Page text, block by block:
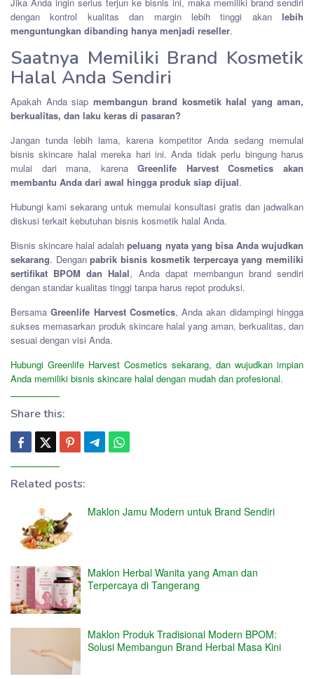
dengan kontrol kualitas dan margin lebih tinggi akan lebih
menguntungkan dibanding hanya menjadi reseller.
Saatnya Memiliki Brand Kosmetik
Halal Anda Sendiri
Apakah Anda siap membangun brand kosmetik halal yang aman,
berkualitas, dan laku keras di pasaran?
Jangan tunda lebih lama, karena kompetitor Anda sedang memulai
bisnis skincare halal mereka hari ini. Anda tidak perlu bingung harus
mulai dari mana, karenaGreenlife Harvest Cosmetics akan
membantu Anda dari awal hingga produk siap dijual.
Hubungi kami sekarang untuk memulai konsultasi gratis dan jadwalkan
diskusi terkait kebutuhan bisnis kosmetik halal Anda.
Bisnis skincare halal adalahpeluang nyata yang bisa Anda wujudkan
sekarang. Denganpabrik bisnis kosmetik terpercaya yang memiliki
sertifikat BPOM dan Halal, Anda dapat membangun brand sendiri
dengan standar kualitas tinggi tanpa harus repot produksi.
BersamaGreenlife Harvest Cosmetics, Anda akan didampingi hingga
sukses memasarkan produk skincare halal yang aman, berkualitas, dan
sesuai dengan visi Anda.
Hubungi Greenlife Harvest Cosmetics sekarang, dan wujudkan impian
Anda memiliki bisnis skincare halal dengan mudah dan profesional.
Share this:
Related posts:
Maklon Jamu Modern untuk Brand Sendiri
Maklon Herbal Wanita yang Aman dan
Terpercaya di Tangerang
Maklon Produk Tradisional Modern BPOM:
Solusi Membangun Brand Herbal Masa Kini